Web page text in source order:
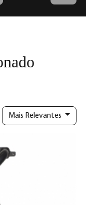
Mais Relevantes